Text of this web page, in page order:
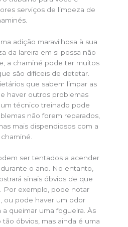
serviços de limpeza de
adição maravilhosa à sua
da lareira em si possa não
a chaminé pode ter muitos
são difíceis de detetar.
que sabem limpar as
haver outros problemas
técnico treinado pode
não forem reparados,
mais dispendiosos com a
ser tentados a acender
o ano. No entanto,
sinais óbvios de que
Por exemplo, pode notar
ou pode haver um odor
queimar uma fogueira. Às
tão óbvios, mas ainda é uma